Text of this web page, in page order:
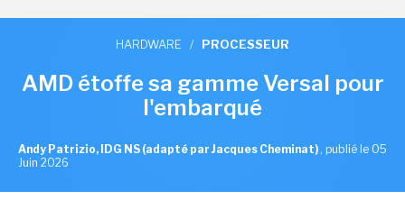
HARDWARE / PROCESSEUR
AMD étoffe sa gamme Versal pour
l'embarqué
Andy Patrizio, IDG NS (adapté par Jacques Cheminat) , publié le 05
Juin 2026